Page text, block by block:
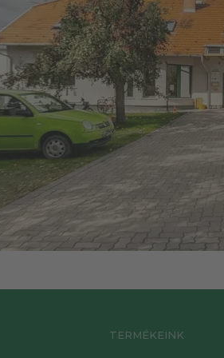
TERMÉKEINK